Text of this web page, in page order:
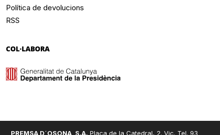
Política de devolucions
RSS
COL·LABORA
PREMSA D´OSONA, S.A. Plaça de la Catedral, 2. Vic. Tel. 93